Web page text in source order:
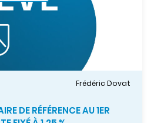
Frédéric Dovat
DE RÉFÉRENCE AU 1ER